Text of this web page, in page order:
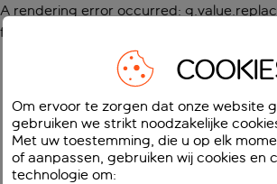
A rendering error occurred:
function
Om ervoor te zorgen dat onze website
gebruiken we strikt noodzakelijke
Met uw toestemming, die u op elk
of aanpassen, gebruiken wij cookies en
technologie om: